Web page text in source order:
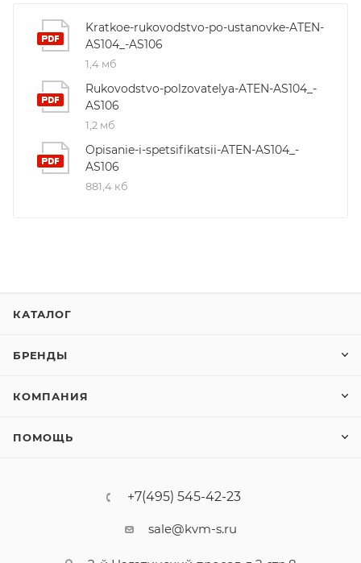
Kratkoe-rukovodstvo-po-ustanovke-ATEN-
AS104_-AS106
1,4 мб
Rukovodstvo-polzovatelya-ATEN-AS104_-
AS106
1,2 мб
Opisanie-i-spetsifikatsii-ATEN-AS104_-
AS106
881,4 кб
КАТАЛОГ
БРЕНДЫ
КОМПАНИЯ
ПОМОЩЬ
+7(495) 545-42-23
sale@kvm-s.ru